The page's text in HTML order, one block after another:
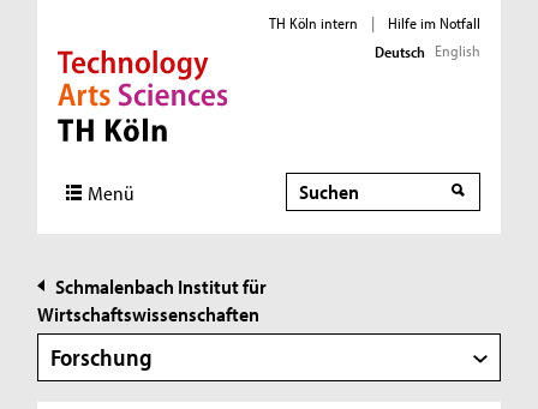
Direkt zur Hauptnavigation
Direkt zur Subnavigation
Direkt zum Inhalt
Direkt zum Fußbereich
TH Köln intern |
Hilfe im Notfall
Deutsch English
Menü Suche
Suche
Schmalenbach Institut für
Wirtschaftswissenschaften
Forschung